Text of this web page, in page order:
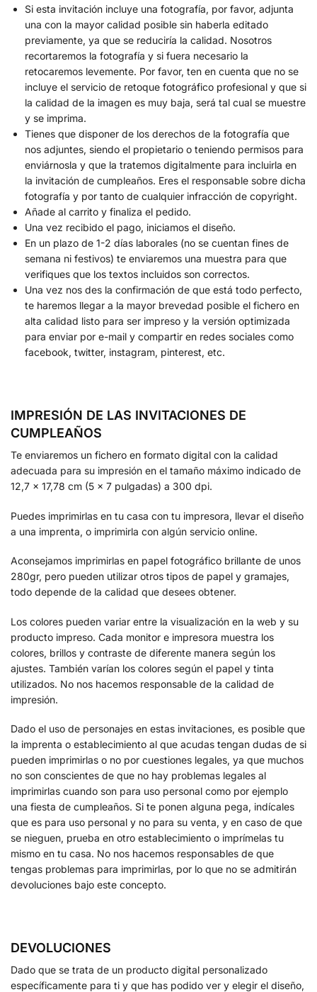
Si esta invitación incluye una fotografía, por favor, adjunta
una con la mayor calidad posible sin haberla editado
previamente, ya que se reduciría la calidad. Nosotros
recortaremos la fotografía y si fuera necesario la
retocaremos levemente. Por favor, ten en cuenta que no se
incluye el servicio de retoque fotográfico profesional y que si
la calidad de la imagen es muy baja, será tal cual se muestre
y se imprima.
Tienes que disponer de los derechos de la fotografía que
nos adjuntes, siendo el propietario o teniendo permisos para
enviárnosla y que la tratemos digitalmente para incluirla en
la invitación de cumpleaños. Eres el responsable sobre dicha
fotografía y por tanto de cualquier infracción de copyright.
Añade al carrito y finaliza el pedido.
Una vez recibido el pago, iniciamos el diseño.
En un plazo de 1-2 días laborales (no se cuentan fines de
semana ni festivos) te enviaremos una muestra para que
verifiques que los textos incluidos son correctos.
Una vez nos des la confirmación de que está todo perfecto,
te haremos llegar a la mayor brevedad posible el fichero en
alta calidad listo para ser impreso y la versión optimizada
para enviar por e-mail y compartir en redes sociales como
facebook, twitter, instagram, pinterest, etc.
IMPRESIÓN DE LAS INVITACIONES DE
CUMPLEAÑOS
Te enviaremos un fichero en formato digital con la calidad
adecuada para su impresión en el tamaño máximo indicado de
12,7 x 17,78 cm (5 x 7 pulgadas) a 300 dpi.
Puedes imprimirlas en tu casa con tu impresora, llevar el diseño
a una imprenta, o imprimirla con algún servicio online.
Aconsejamos imprimirlas en papel fotográfico brillante de unos
280gr, pero pueden utilizar otros tipos de papel y gramajes,
todo depende de la calidad que desees obtener.
Los colores pueden variar entre la visualización en la web y su
producto impreso. Cada monitor e impresora muestra los
colores, brillos y contraste de diferente manera según los
ajustes. También varían los colores según el papel y tinta
utilizados. No nos hacemos responsable de la calidad de
impresión.
Dado el uso de personajes en estas invitaciones, es posible que
la imprenta o establecimiento al que acudas tengan dudas de si
pueden imprimirlas o no por cuestiones legales, ya que muchos
no son conscientes de que no hay problemas legales al
imprimirlas cuando son para uso personal como por ejemplo
una fiesta de cumpleaños. Si te ponen alguna pega, indícales
que es para uso personal y no para su venta, y en caso de que
se nieguen, prueba en otro establecimiento o imprímelas tu
mismo en tu casa. No nos hacemos responsables de que
tengas problemas para imprimirlas, por lo que no se admitirán
devoluciones bajo este concepto.
DEVOLUCIONES
Dado que se trata de un producto digital personalizado
específicamente para ti y que has podido ver y elegir el diseño,